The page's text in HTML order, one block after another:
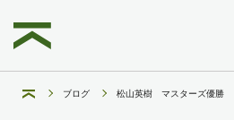
ブログ 松山英樹 マスターズ優勝